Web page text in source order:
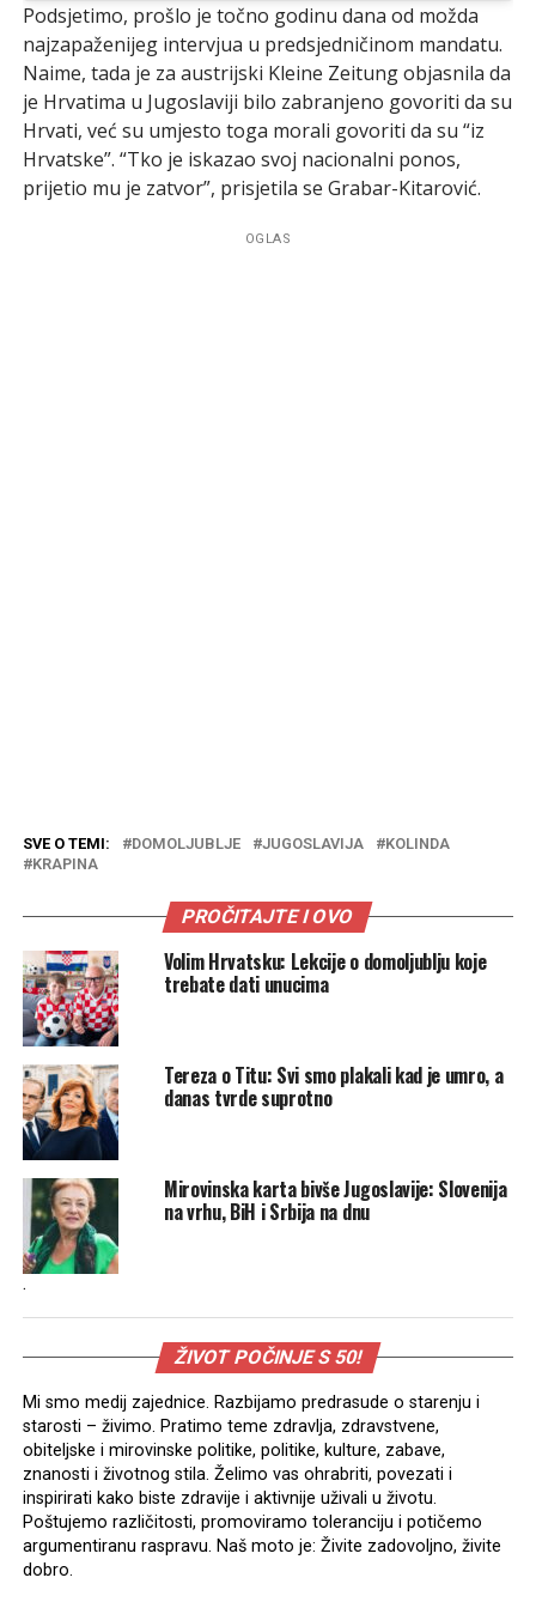
Podsjetimo, prošlo je točno godinu dana od možda
najzapaženijeg intervjua u predsjedničinom mandatu.
Naime, tada je za austrijski Kleine Zeitung objasnila da
je Hrvatima u Jugoslaviji bilo zabranjeno govoriti da su
Hrvati, već su umjesto toga morali govoriti da su “iz
Hrvatske”. “Tko je iskazao svoj nacionalni ponos,
prijetio mu je zatvor”, prisjetila se Grabar-Kitarović.
OGLAS
SVE O TEMI: DOMOLJUBLJE JUGOSLAVIJA
KOLINDA
KRAPINA
PROČITAJTE I OVO
Volim Hrvatsku: Lekcije o domoljublju koje
trebate dati unucima
Tereza o Titu: Svi smo plakali kad je umro, a
danas tvrde suprotno
Mirovinska karta bivše Jugoslavije: Slovenija
na vrhu, BiH i Srbija na dnu
.
ŽIVOT POČINJE S 50!
Mi smo medij zajednice. Razbijamo predrasude o starenju i
starosti – živimo. Pratimo teme zdravlja, zdravstvene,
obiteljske i mirovinske politike, politike, kulture, zabave,
znanosti i životnog stila. Želimo vas ohrabriti, povezati i
inspirirati kako biste zdravije i aktivnije uživali u životu.
Poštujemo različitosti, promoviramo toleranciju i potičemo
argumentiranu raspravu. Naš moto je: Živite zadovoljno, živite
dobro.